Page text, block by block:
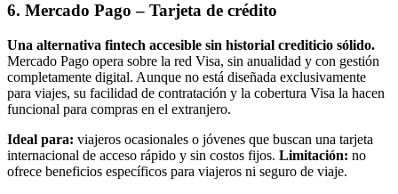
6. Mercado Pago – Tarjeta de crédito
Una alternativa fintech accesible sin historial crediticio sólido.
Mercado Pago opera sobre la red Visa, sin anualidad y con gestión
completamente digital. Aunque no está diseñada exclusivamente
para viajes, su facilidad de contratación y la cobertura Visa la hacen
funcional para compras en el extranjero.
Ideal para: viajeros ocasionales o jóvenes que buscan una tarjeta
internacional de acceso rápido y sin costos fijos. Limitación: no
ofrece beneficios específicos para viajeros ni seguro de viaje.